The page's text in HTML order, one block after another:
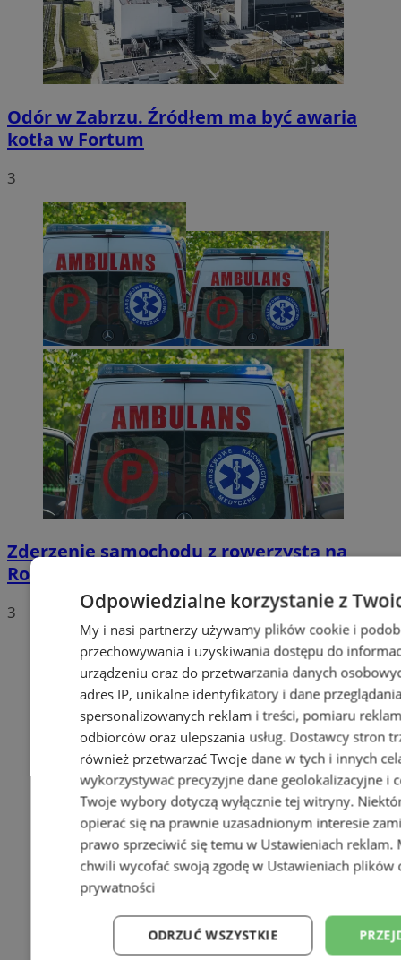
Odór w Zabrzu. Źródłem ma być awaria
kotła w Fortum
3
Zderzenie samochodu z rowerzystą na
Roosevelta. 62-latek trafił do szpitala
3 Odpowiedzialne korzystanie z
My i nasi partnerzy używamy plików cookie i
przechowywania i uzyskiwania dostępu do
urządzeniu oraz do przetwarzania danych
adres IP, unikalne identyfikatory i dane
spersonalizowanych reklam i treści, pomiaru
odbiorców oraz ulepszania usług. Dostawcy stron
również przetwarzać Twoje dane w tych i innych
wykorzystywać precyzyjne dane geolokalizacyjne i
Twoje wybory dotyczą wyłącznie tej witryny.
opierać się na prawnie uzasadnionym interesie
prawo sprzeciwić się temu w Ustawieniach reklam.
chwili wycofać swoją zgodę w Ustawieniach plików
prywatności
ODRZUĆ WSZYSTKIE